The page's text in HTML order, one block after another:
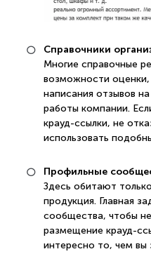
Справочники
Многие справочные
возможности
написания отзывов
работы компании.
крауд-ссылки, не
использовать
Профильные
Здесь обитают
продукция. Главная
сообщества, чтобы
размещение крауд-
интересно то, чем вы